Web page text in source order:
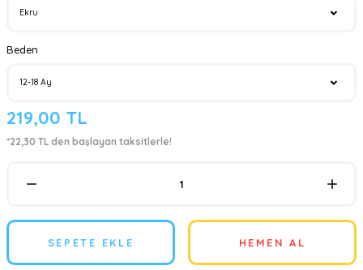
Beden
219,00 TL
*22,30 TL den başlayan taksitlerle!
SEPETE EKLE HEMEN AL